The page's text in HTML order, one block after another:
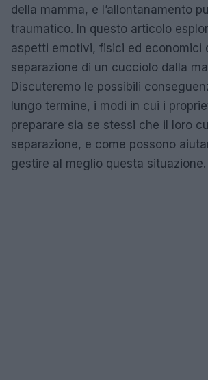
della mamma, e l’allontanamento
traumatico. In questo articolo
aspetti emotivi, fisici ed economici
separazione di un cucciolo dalla
Discuteremo le possibili
lungo termine, i modi in cui i
preparare sia se stessi che il loro
separazione, e come possono
gestire al meglio questa situazione.